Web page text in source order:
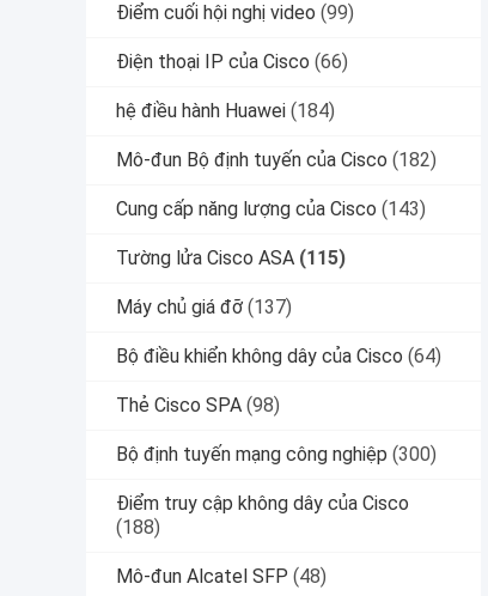
Điểm cuối hội nghị video (99)
Điện thoại IP của Cisco (66)
hệ điều hành Huawei (184)
Mô-đun Bộ định tuyến của Cisco (182)
Cung cấp năng lượng của Cisco (143)
Tường lửa Cisco ASA (115)
Máy chủ giá đỡ (137)
Bộ điều khiển không dây của Cisco (64)
Thẻ Cisco SPA (98)
Bộ định tuyến mạng công nghiệp (300)
Điểm truy cập không dây của Cisco
(188)
Mô-đun Alcatel SFP (48)